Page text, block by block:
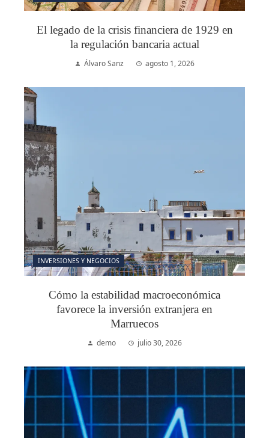
El legado de la crisis financiera de 1929 en
la regulación bancaria actual
Álvaro Sanz agosto 1, 2026
INVERSIONES Y NEGOCIOS
Cómo la estabilidad macroeconómica
favorece la inversión extranjera en
Marruecos
demo julio 30, 2026